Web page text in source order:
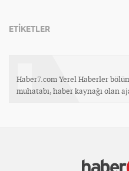
ETİKETLER
Haber7.com Yerel Haberler
muhatabı, haber kaynağı olan